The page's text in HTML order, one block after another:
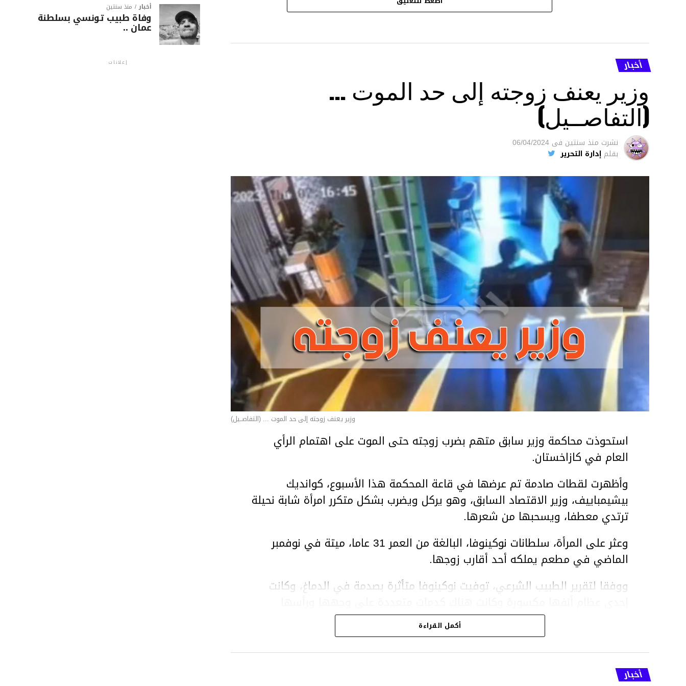
أخبار
وزير يعنف زوجته إلى حد الموت …
(التفاصــيل)
نشرت منذ سنتين فى 06/04/2024
بقلم إدارة التحرير
وزير يعنف زوجته إلى حد الموت ... (التفاصــيل)
استحوذت محاكمة وزير سابق متهم بضرب زوجته حتى الموت على اهتمام الرأي
العام في كازاخستان.
وأظهرت لقطات صادمة تم عرضها في قاعة المحكمة هذا الأسبوع، كوانديك
بيشيمباييف، وزير الاقتصاد السابق، وهو يركل ويضرب بشكل متكرر امرأة شابة نحيلة
ترتدي معطفا، ويسحبها من شعرها.
وعثر على المرأة، سلطانات نوكينوفا، البالغة من العمر 31 عاما، ميتة في نوفمبر
الماضي في مطعم يملكه أحد أقارب زوجها.
ووفقا لتقرير الطبيب الشرعي، توفيت نوكينوفا متأثرة بصدمة في الدماغ، وكانت
أكمل القراءة
أخبار
أخبار منذ سنتين
وفاة طبيب تونسي بسلطنة
عمان ..
إعلانات